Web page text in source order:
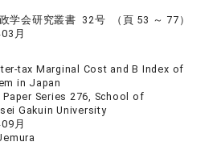
学会研究叢書 32号 （頁 53 ～ 77）
月
tax Marginal Cost and B Index of
in Japan
Series 276, School of
Gakuin University
月